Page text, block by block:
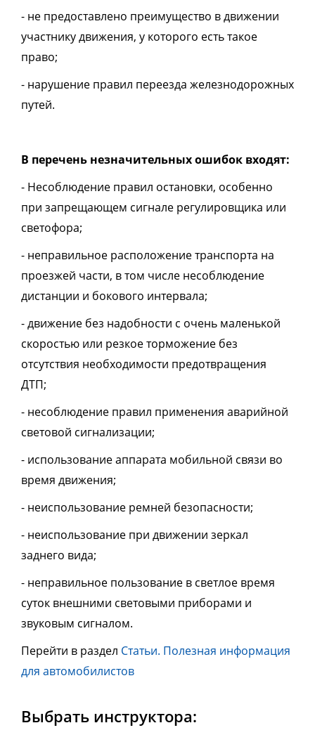
- не предоставлено преимущество в движении
участнику движения, у которого есть такое
право;
- нарушение правил переезда железнодорожных
путей.
В перечень незначительных ошибок входят:
- Несоблюдение правил остановки, особенно
при запрещающем сигнале регулировщика или
светофора;
- неправильное расположение транспорта на
проезжей части, в том числе несоблюдение
дистанции и бокового интервала;
- движение без надобности с очень маленькой
скоростью или резкое торможение без
отсутствия необходимости предотвращения
ДТП;
- несоблюдение правил применения аварийной
световой сигнализации;
- использование аппарата мобильной связи во
время движения;
- неиспользование ремней безопасности;
- неиспользование при движении зеркал
заднего вида;
- неправильное пользование в светлое время
суток внешними световыми приборами и
звуковым сигналом.
Перейти в раздел Статьи. Полезная информация
для автомобилистов
Выбрать инструктора: